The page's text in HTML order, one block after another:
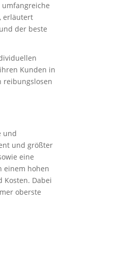
erläutert
der beste
Kunden in
reibungslosen
und
und größter
eine
einem hohen
Kosten. Dabei
oberste